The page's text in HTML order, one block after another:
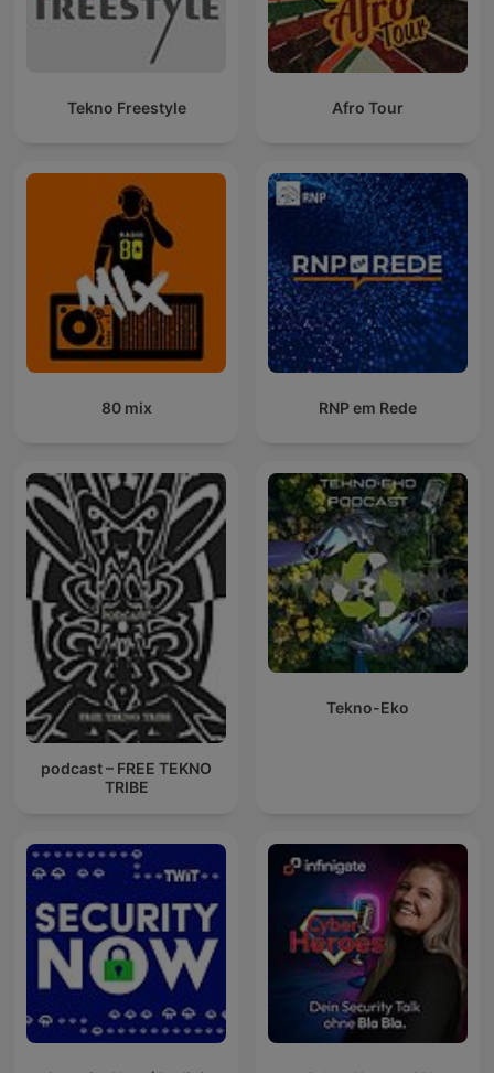
Tekno Freestyle Afro Tour
80 mix RNP em Rede
podcast – FREE TEKNO
TRIBE
Tekno-Eko